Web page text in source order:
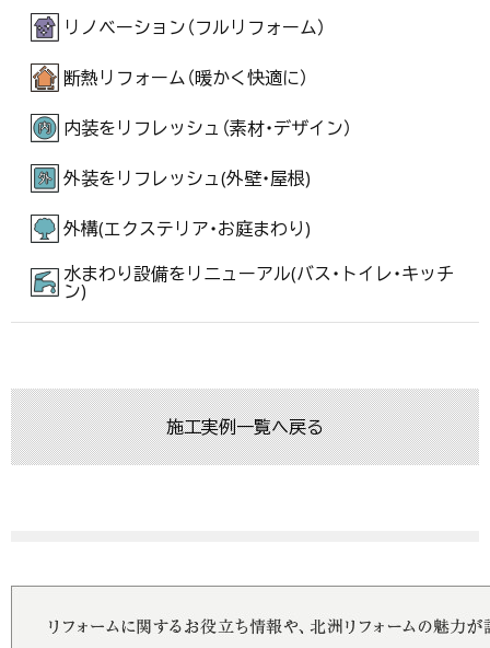
リノベーション（フルリフォーム）
断熱リフォーム（暖かく快適に）
内装をリフレッシュ（素材・デザイン）
外装をリフレッシュ(外壁・屋根)
外構(エクステリア・お庭まわり)
水まわり設備をリニューアル(バス・トイレ・キッチ
ン)
施工実例一覧へ戻る